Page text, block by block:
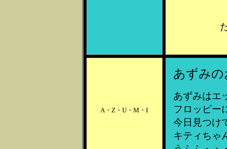
A・Z・U・M・I
あずみ
あずみはエ
フロッピー
今日見つけ
キティちゃ